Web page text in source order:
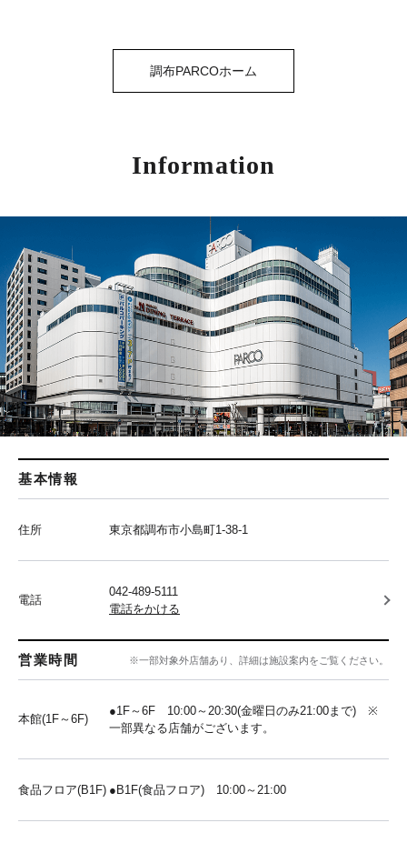
調布PARCOホーム
Information
基本情報
住所 東京都調布市小島町1-38-1
電話
042-489-5111
電話をかける
営業時間 ※一部対象外店舗あり、詳細は施設案内をご覧ください。
本館(1F～6F)
●1F～6F 10:00～20:30(金曜日のみ21:00まで) ※
一部異なる店舗がございます。
食品フロア(B1F) ●B1F(食品フロア) 10:00～21:00